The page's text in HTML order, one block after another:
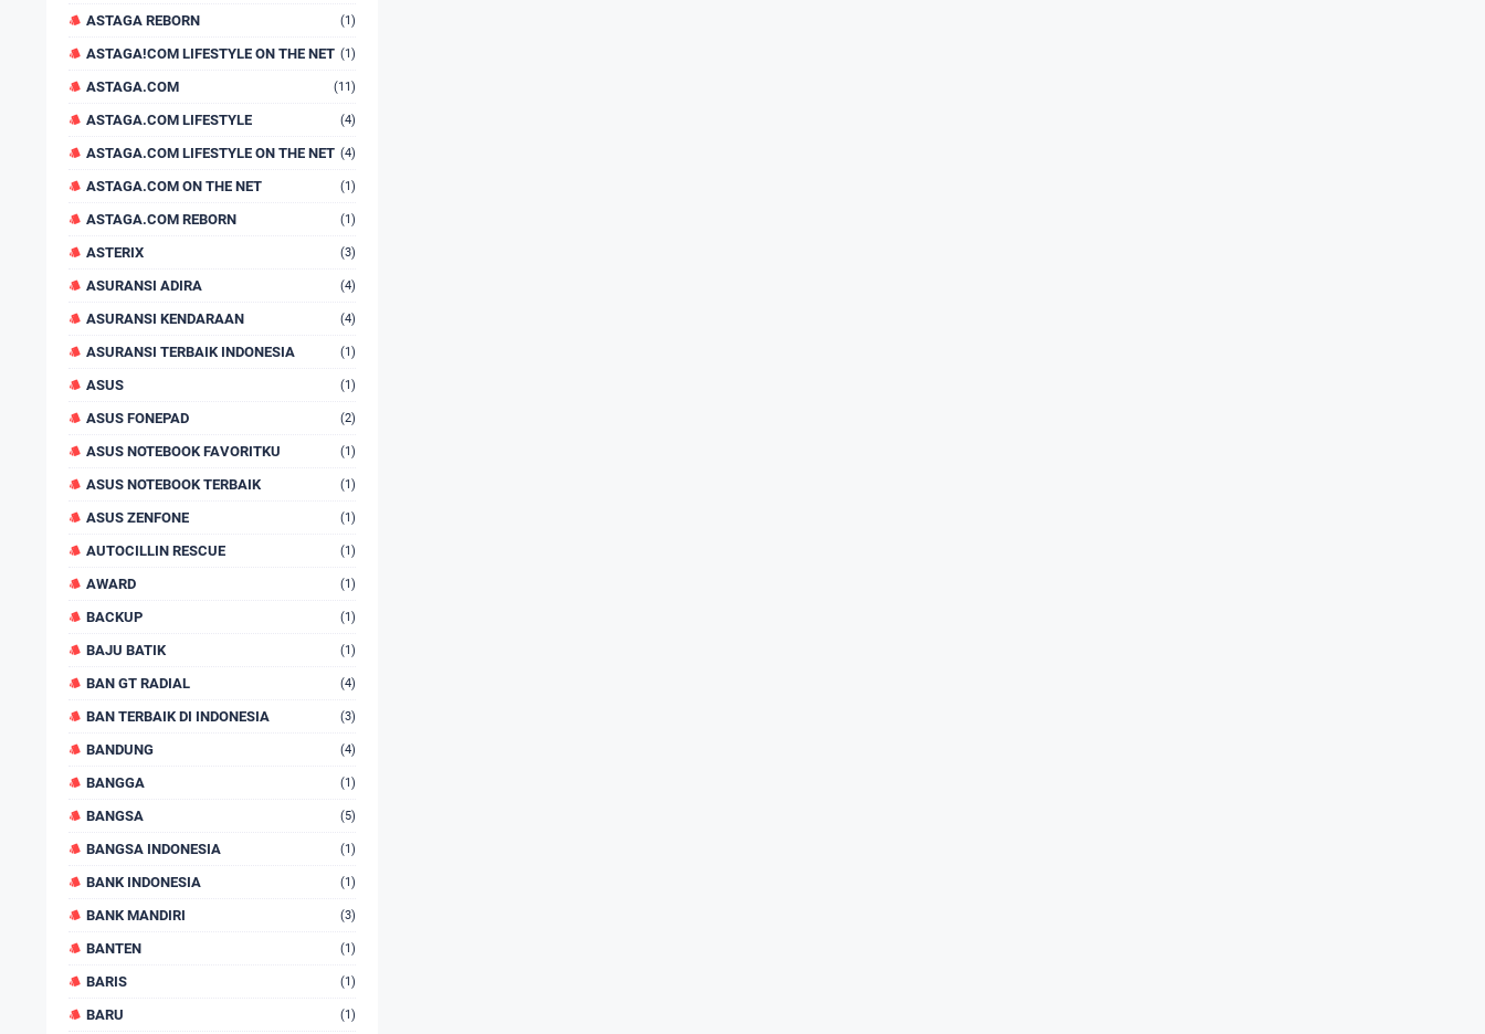
ASTAGA REBORN (1)
ASTAGA!COM LIFESTYLE ON THE NET (1)
ASTAGA.COM (11)
ASTAGA.COM LIFESTYLE (4)
ASTAGA.COM LIFESTYLE ON THE NET (4)
ASTAGA.COM ON THE NET (1)
ASTAGA.COM REBORN (1)
ASTERIX (3)
ASURANSI ADIRA (4)
ASURANSI KENDARAAN (4)
ASURANSI TERBAIK INDONESIA (1)
ASUS (1)
ASUS FONEPAD (2)
ASUS NOTEBOOK FAVORITKU (1)
ASUS NOTEBOOK TERBAIK (1)
ASUS ZENFONE (1)
AUTOCILLIN RESCUE (1)
AWARD (1)
BACKUP (1)
BAJU BATIK (1)
BAN GT RADIAL (4)
BAN TERBAIK DI INDONESIA (3)
BANDUNG (4)
BANGGA (1)
BANGSA (5)
BANGSA INDONESIA (1)
BANK INDONESIA (1)
BANK MANDIRI (3)
BANTEN (1)
BARIS (1)
BARU (1)